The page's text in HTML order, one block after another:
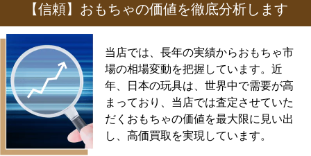
【信頼】おもちゃの価値を徹底分析します
当店では、長年の実績からおもちゃ市
場の相場変動を把握しています。近
年、日本の玩具は、世界中で需要が高
まっており、当店では査定させていた
だくおもちゃの価値を最大限に見い出
し、高価買取を実現しています。